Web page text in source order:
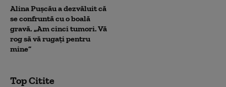
Alina Pușcău a dezvăluit că
se confruntă cu o boală
gravă. „Am cinci tumori. Vă
rog să vă rugați pentru
mine”
Top Citite